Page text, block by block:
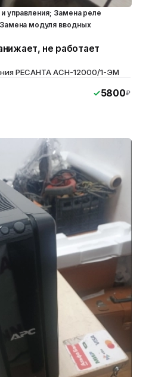
управления; Замена реле
модуля вводных
не работает
РЕСАНТА ACH-12000/1-ЭМ
5800₽